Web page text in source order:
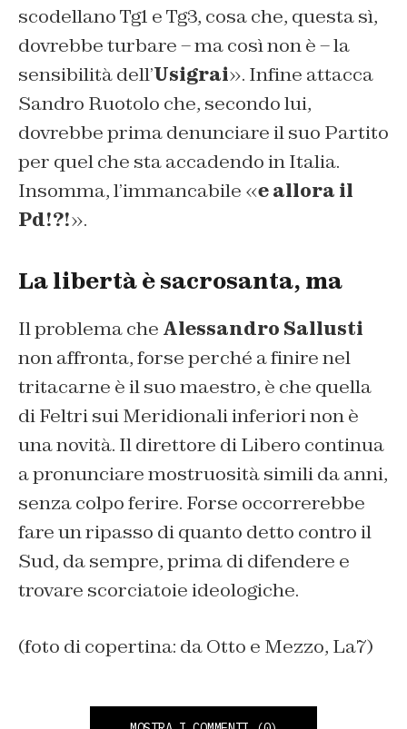
scodellano Tg1 e Tg3, cosa che, questa sì,
dovrebbe turbare – ma così non è – la
sensibilità dell’Usigrai». Infine attacca
Sandro Ruotolo che, secondo lui,
dovrebbe prima denunciare il suo Partito
per quel che sta accadendo in Italia.
Insomma, l’immancabile «e allora il
Pd!?!».
La libertà è sacrosanta, ma
Il problema che Alessandro Sallusti
non affronta, forse perché a finire nel
tritacarne è il suo maestro, è che quella
di Feltri sui Meridionali inferiori non è
una novità. Il direttore di Libero continua
a pronunciare mostruosità simili da anni,
senza colpo ferire. Forse occorrerebbe
fare un ripasso di quanto detto contro il
Sud, da sempre, prima di difendere e
trovare scorciatoie ideologiche.
(foto di copertina: da Otto e Mezzo, La7)